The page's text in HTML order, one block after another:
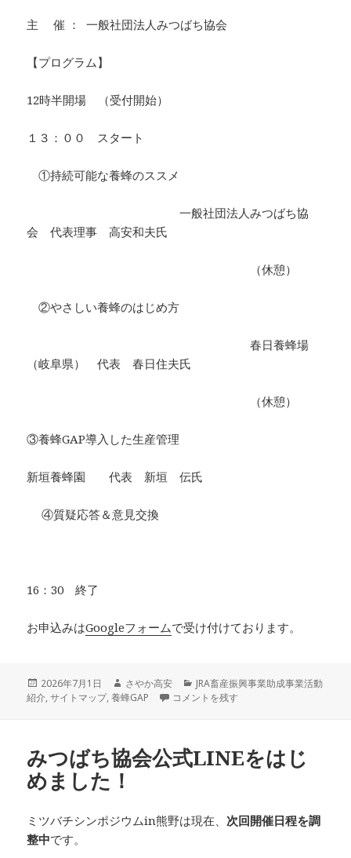
主 催 ： 一般社団法人みつばち協会
【プログラム】
12時半開場 （受付開始）
１３：００ スタート
①持続可能な養蜂のススメ
一般社団法人みつばち協
会 代表理事 高安和夫氏
（休憩）
②やさしい養蜂のはじめ方
春日養蜂場
（岐阜県） 代表 春日住夫氏
（休憩）
③養蜂GAP導入した生産管理
新垣養蜂園 代表 新垣 伝氏
④質疑応答＆意見交換
16：30 終了
お申込みはGoogleフォームで受け付けております。
投
稿
2026年7月1日
作
成
さやか高安
カ
テ
JRA畜産振興事業助成事業活動
紹介,サイトマップ,養蜂GAP ミツバチシンポジウム沖縄のご案内 に
コメントを残す
みつばち協会公式LINEをはじ
めました！
ミツバチシンポジウムin熊野は現在、次回開催日程を調
整中です。